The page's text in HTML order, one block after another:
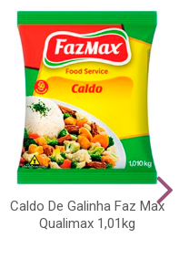
Caldo De Galinha Faz Max
Qualimax 1,01kg